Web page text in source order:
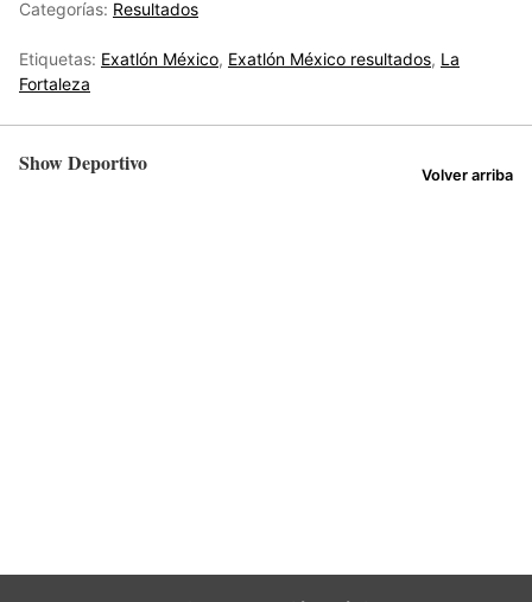
Categorías: Resultados
Etiquetas: Exatlón México, Exatlón México resultados, La
Fortaleza
Show Deportivo Volver arriba